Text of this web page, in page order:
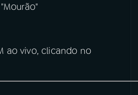
ao vivo, clicando no